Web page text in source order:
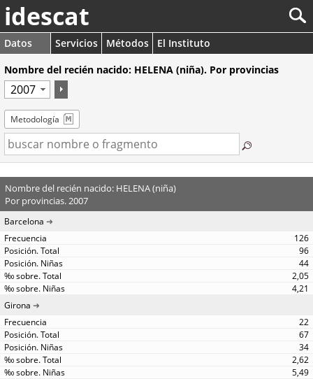
idescat
Datos Servicios Métodos
El Instituto
Nombre del recién nacido: HELENA (niña). Por provincias
Metodología
Nombre del recién nacido: HELENA (niña)
Por provincias. 2007
Barcelona
126
96
44
2,05
4,21
Girona
22
67
34
2,62
5,49